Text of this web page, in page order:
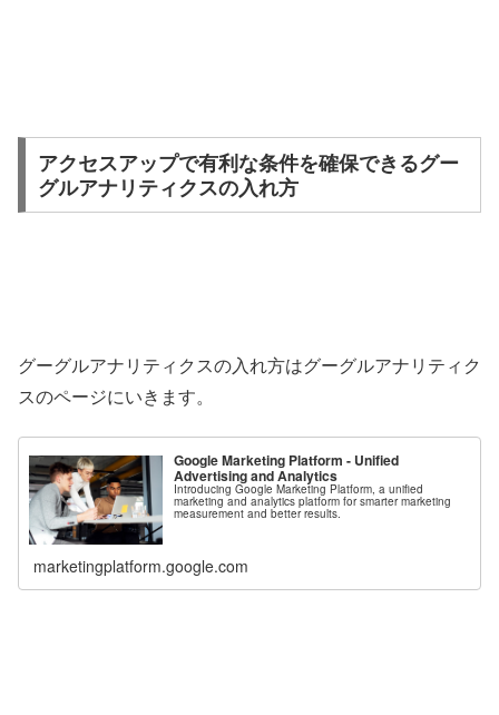
アクセスアップで有利な条件を確保できるグー
グルアナリティクスの入れ方
グーグルアナリティクスの入れ方はグーグルアナリティク
スのページにいきます。
Google Marketing Platform - Unified
Advertising and Analytics
Introducing Google Marketing Platform, a unified
marketing and analytics platform for smarter marketing
measurement and better results.
marketingplatform.google.com